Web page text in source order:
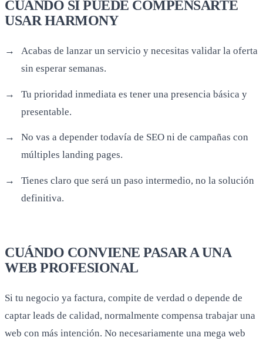
CUÁNDO SÍ PUEDE COMPENSARTE
USAR HARMONY
Acabas de lanzar un servicio y necesitas validar la oferta
sin esperar semanas.
Tu prioridad inmediata es tener una presencia básica y
presentable.
No vas a depender todavía de SEO ni de campañas con
múltiples landing pages.
Tienes claro que será un paso intermedio, no la solución
definitiva.
CUÁNDO CONVIENE PASAR A UNA
WEB PROFESIONAL
Si tu negocio ya factura, compite de verdad o depende de
captar leads de calidad, normalmente compensa trabajar una
web con más intención. No necesariamente una mega web